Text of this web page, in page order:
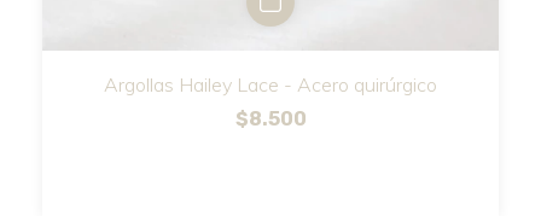
Argollas Hailey Lace - Acero quirúrgico
$8.500